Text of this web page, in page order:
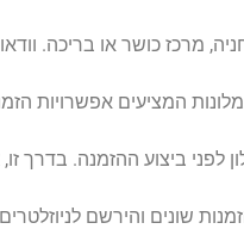
מרכז כושר או בריכה.
המציעים אפשרויות
לפני ביצוע ההזמנה. בדרך
שונים והירשם